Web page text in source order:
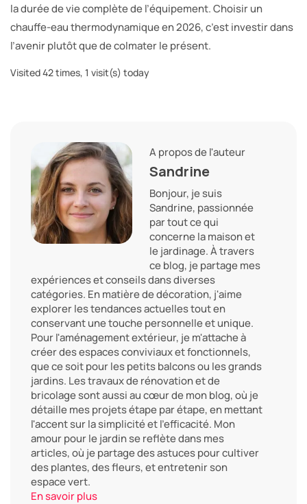
la durée de vie complète de l’équipement. Choisir un
chauffe-eau thermodynamique en 2026, c’est investir dans
l’avenir plutôt que de colmater le présent.
Visited 42 times, 1 visit(s) today
A propos de l'auteur
Sandrine
Bonjour, je suis
Sandrine, passionnée
par tout ce qui
concerne la maison et
le jardinage. À travers
ce blog, je partage mes
expériences et conseils dans diverses
catégories. En matière de décoration, j'aime
explorer les tendances actuelles tout en
conservant une touche personnelle et unique.
Pour l'aménagement extérieur, je m'attache à
créer des espaces conviviaux et fonctionnels,
que ce soit pour les petits balcons ou les grands
jardins. Les travaux de rénovation et de
bricolage sont aussi au cœur de mon blog, où je
détaille mes projets étape par étape, en mettant
l'accent sur la simplicité et l'efficacité. Mon
amour pour le jardin se reflète dans mes
articles, où je partage des astuces pour cultiver
des plantes, des fleurs, et entretenir son
espace vert.
En savoir plus